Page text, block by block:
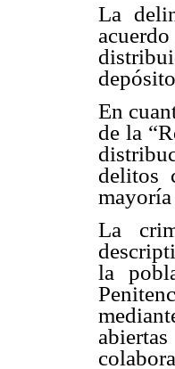
La
En
de la
delitos
La
la